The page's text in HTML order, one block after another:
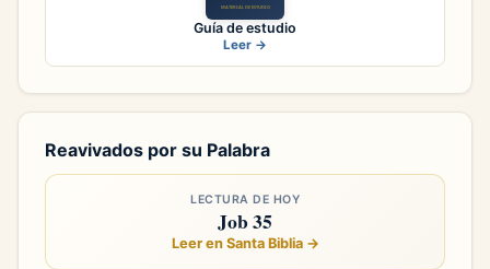
Guía de estudio
Leer →
Reavivados por su Palabra
LECTURA DE HOY
Job 35
Leer en Santa Biblia →